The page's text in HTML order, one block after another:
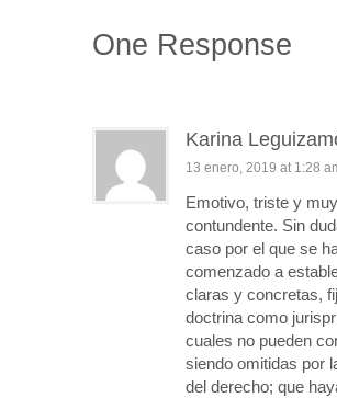
One Response
Karina
13 enero, 2019 at 1:28
Emotivo, triste y muy
contundente. Sin
caso por el que se
comenzado a
claras y concretas,
doctrina como
cuales no pueden
siendo omitidas por
del derecho; que